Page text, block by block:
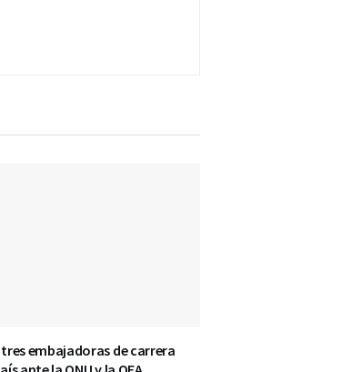
embajadoras de carrera